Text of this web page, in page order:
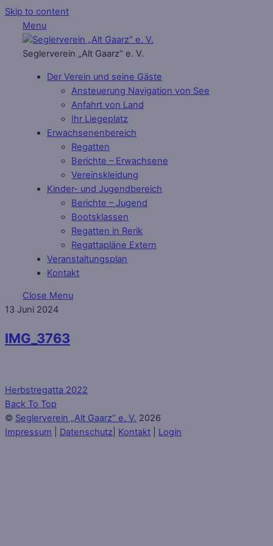
Skip to content
Menu
Seglerverein „Alt Gaarz“ e. V.
Der Verein und seine Gäste
Ansteuerung Navigation von See
Anfahrt von Land
Ihr Liegeplatz
Erwachsenenbereich
Regatten
Berichte – Erwachsene
Vereinskleidung
Kinder- und Jugendbereich
Berichte – Jugend
Bootsklassen
Regatten in Rerik
Regattapläne Extern
Veranstaltungsplan
Kontakt
Close Menu
13 Juni 2024
IMG_3763
Herbstregatta 2022
Back To Top
© Seglerverein „Alt Gaarz“ e. V. 2026
Impressum
Datenschutz Kontakt Login